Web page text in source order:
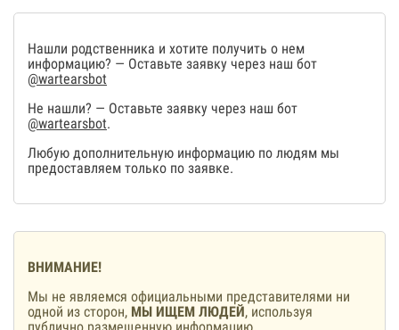
Нашли родственника и хотите получить о нем
информацию? — Оставьте заявку через наш бот
@wartearsbot
Не нашли? — Оставьте заявку через наш бот
@wartearsbot.
Любую дополнительную информацию по людям мы
предоставляем только по заявке.
ВНИМАНИЕ!
Мы не являемся официальными представителями ни
одной из сторон, МЫ ИЩЕМ ЛЮДЕЙ, используя